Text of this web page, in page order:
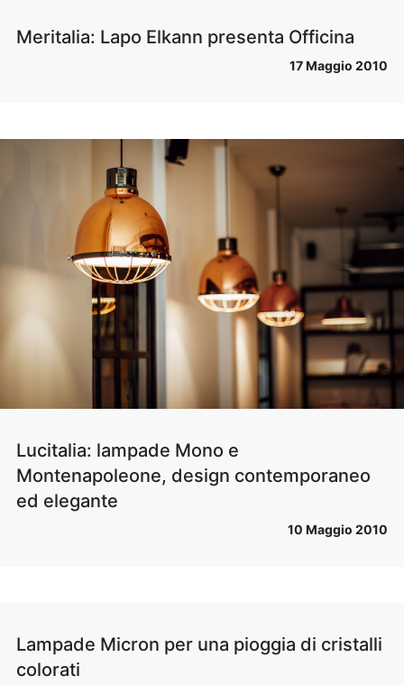
Meritalia: Lapo Elkann presenta Officina
17 Maggio 2010
Lucitalia: lampade Mono e
Montenapoleone, design contemporaneo
ed elegante
10 Maggio 2010
Lampade Micron per una pioggia di cristalli
colorati